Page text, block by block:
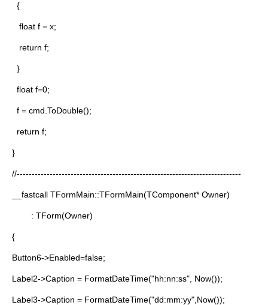
{
float f = x;
return f;
}
float f=0;
f = cmd.ToDouble();
return f;
}
//---------------------------------------------------------------------------
__fastcall TFormMain::TFormMain(TComponent* Owner)
: TForm(Owner)
{
Button6->Enabled=false;
Label2->Caption = FormatDateTime("hh:nn:ss", Now());
Label3->Caption = FormatDateTime("dd:mm:yy",Now());